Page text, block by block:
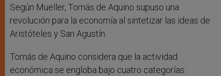
Según Mueller, Tomás de Aquino supuso una
revolución para la economía al sintetizar las ideas de
Aristóteles y San Agustín.
Tomás de Aquino considera que la actividad
económica se engloba bajo cuatro categorías: